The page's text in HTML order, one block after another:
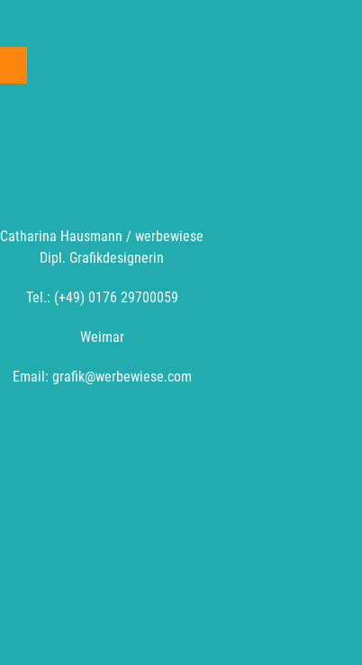
Catharina Hausmann / werbewiese
Dipl. Grafikdesignerin
Tel.: (+49) 0176 29700059
Weimar
Email: grafik@werbewiese.com